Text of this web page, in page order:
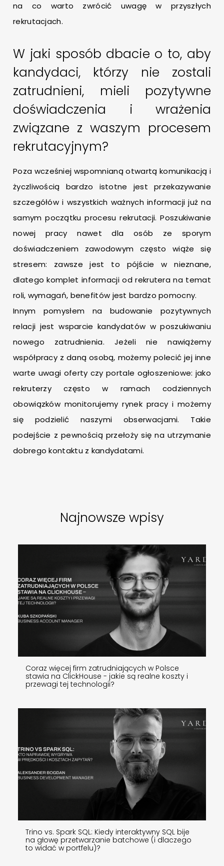
na co warto zwrócić uwagę w przyszłych
rekrutacjach.
W jaki sposób dbacie o to, aby
kandydaci, którzy nie zostali
zatrudnieni, mieli pozytywne
doświadczenia i wrażenia
związane z waszym procesem
rekrutacyjnym?
Poza wcześniej wspomnianą otwartą komunikacją i
życzliwością bardzo istotne jest przekazywanie
szczegółów i wszystkich ważnych informacji już na
samym początku procesu rekrutacji. Poszukiwanie
nowej pracy nawet dla osób ze sporym
doświadczeniem zawodowym często wiąże się
stresem: zawsze jest to pójście w nieznane,
dlatego komplet informacji od rekrutera na temat
roli, wymagań, benefitów jest bardzo pomocny.
Innym pomysłem na budowanie pozytywnych
relacji jest wsparcie kandydatów w poszukiwaniu
nowego zatrudnienia. Jeżeli nie nawiążemy
współpracy z daną osobą, możemy polecić jej inne
warte uwagi oferty czy portale ogłoszeniowe: jako
rekruterzy często w ramach codziennych
obowiązków monitorujemy rynek pracy i możemy
się podzielić naszymi obserwacjami. Takie
podejście z pewnością przełoży się na utrzymanie
dobrego kontaktu z kandydatami.
Najnowsze wpisy
Coraz więcej firm zatrudniających w Polsce
stawia na ClickHouse - jakie są realne koszty i
przewagi tej technologii?
Trino vs. Spark SQL: Kiedy interaktywny SQL bije
na głowę przetwarzanie batchowe (i dlaczego
to widać w portfelu)?